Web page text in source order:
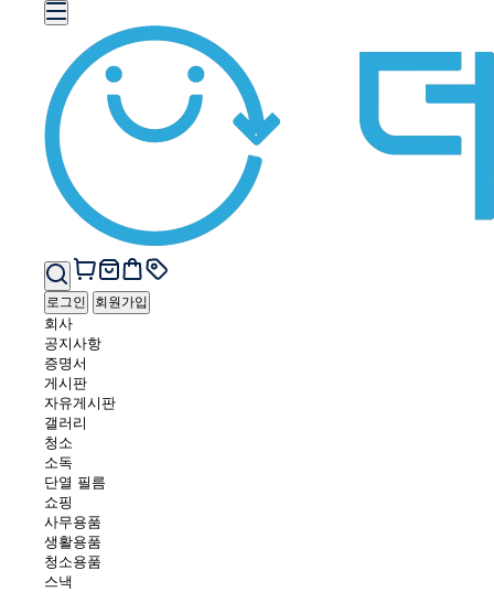
로그인 회원가입
회사
공지사항
증명서
게시판
자유게시판
갤러리
청소
소독
단열 필름
쇼핑
사무용품
생활용품
청소용품
스낵